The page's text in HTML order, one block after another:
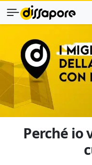
Perché io